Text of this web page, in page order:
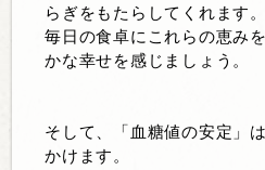
らぎをもたらしてくれます。
毎日の食卓にこれらの恵み
かな幸せを感じましょう。
そして、「血糖値の安定」
かけます。